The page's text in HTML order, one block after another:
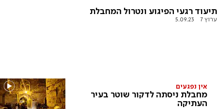
תיעוד רגעי הפיגוע ונטרול המחבלת
ערוץ 7 5.09.23
אין נפגעים
מחבלת ניסתה לדקור שוטר בעיר
העתיקה